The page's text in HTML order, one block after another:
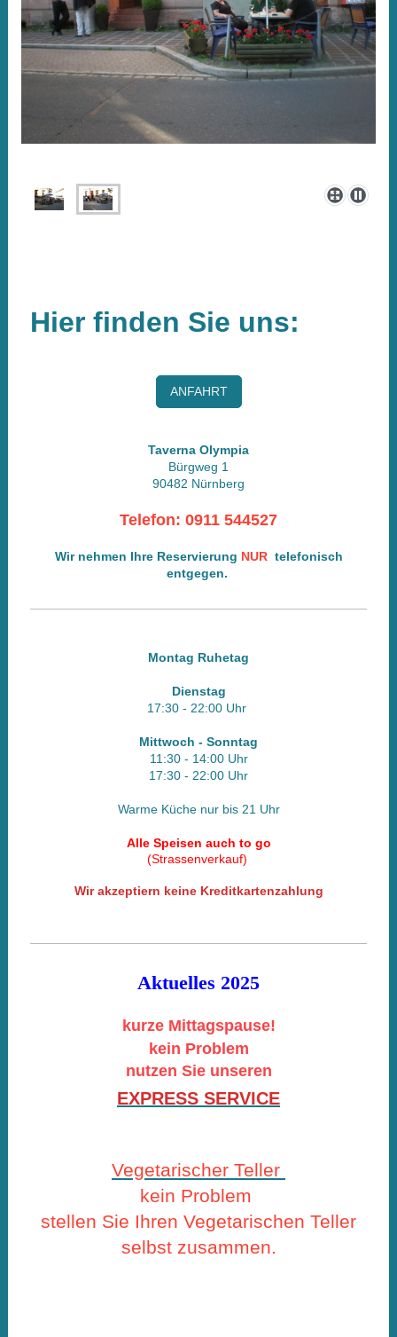
Hier finden Sie uns:
ANFAHRT
Taverna Olympia
Bürgweg 1
90482 Nürnberg
Telefon: 0911 544527
Wir nehmen Ihre Reservierung NURtelefonisch
entgegen.
Montag Ruhetag
Dienstag
17:30 - 22:00 Uhr
Mittwoch - Sonntag
11:30 - 14:00 Uhr
17:30 - 22:00 Uhr
Warme Küche nur bis 21 Uhr
Alle Speisen auch to go
(Strassenverkauf)
Wir akzeptiern keine Kreditkartenzahlung
Aktuelles 2025
kurze Mittagspause!
kein Problem
nutzen Sie unseren
EXPRESS SERVICE
Vegetarischer Teller
kein Problem
stellen Sie Ihren Vegetarischen Teller
selbst zusammen.